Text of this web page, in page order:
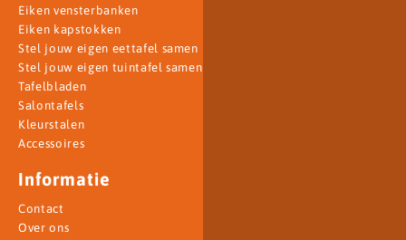
Eiken vensterbanken
Eiken kapstokken
Stel jouw eigen eettafel samen
Stel jouw eigen tuintafel samen
Tafelbladen
Salontafels
Kleurstalen
Accessoires
Informatie
Contact
Over ons